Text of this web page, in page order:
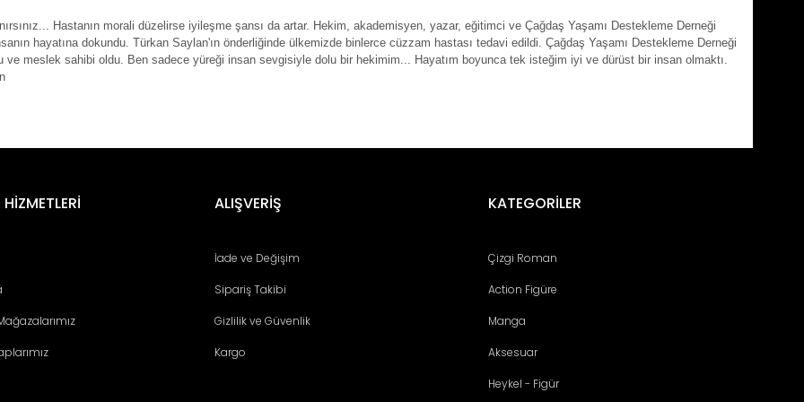
Hastanın morali düzelirse iyileşme şansı da artar. Hekim, akademisyen, yazar, eğitimci ve Çağdaş Yaşamı Destekleme Derneği
hayatına dokundu. Türkan Saylan'ın önderliğinde ülkemizde binlerce cüzzam hastası tedavi edildi. Çağdaş Yaşamı Destekleme Derneği
meslek sahibi oldu. Ben sadece yüreği insan sevgisiyle dolu bir hekimim... Hayatım boyunca tek isteğim iyi ve dürüst bir insan olmaktı.
Yorum YazALIŞVERİŞ
İade ve Değişim
Sipariş Takibi
Gizlilik ve Güvenlik
Kargo
KATEGORİLER
Çizgi Roman
Action Figüre
Manga
Aksesuar
Heykel - Figür